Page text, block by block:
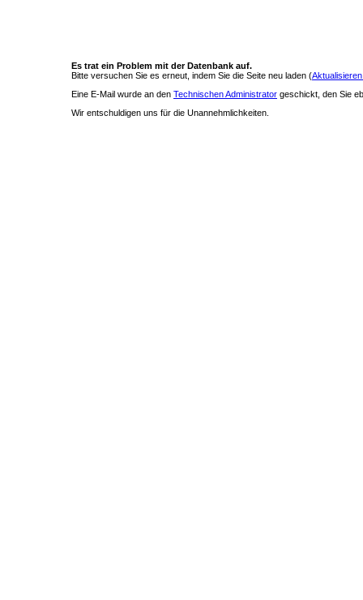
Es trat ein Problem mit der Datenbank auf.
Bitte versuchen Sie es erneut, indem Sie die Seite neu laden (
Eine E-Mail wurde an den Technischen Administrator geschickt, den Sie
Wir entschuldigen uns für die Unannehmlichkeiten.